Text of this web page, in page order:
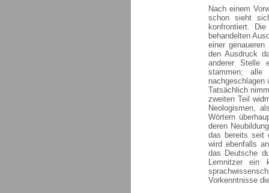
Nach einem
schon sieht
konfrontiert.
behandelten
einer
den Ausdruck
anderer Stelle
stammen;
nachgeschlagen
Tatsächlich
zweiten Teil
Neologismen,
Wörtern
deren
das bereits seit
wird ebenfalls
das Deutsche
Lemnitzer ein
Vorkenntnisse